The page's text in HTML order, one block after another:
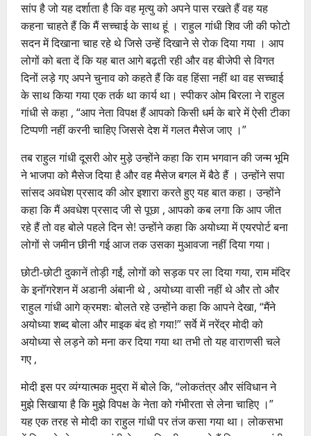
सांप है जो यह दर्शाता है कि वह मृत्यु को अपने पास रखते हैं वह यह
कहना चाहते हैं कि मैं सच्चाई के साथ हूं । राहुल गांधी शिव जी की फोटो
सदन में दिखाना चाह रहे थे जिसे उन्हें दिखाने से रोक दिया गया । आप
लोगों को बता दें कि यह बात आगे बढ़ती रही और वह बीजेपी से विगत
दिनों लड़े गए अपने चुनाव को कहते हैं कि वह हिंसा नहीं था वह सच्चाई
के साथ किया गया एक तर्क था कार्य था। स्पीकर ओम बिरला ने राहुल
गांधी से कहा , “आप नेता विपक्ष हैं आपको किसी धर्म के बारे में ऐसी टीका
टिप्पणी नहीं करनी चाहिए जिससे देश में गलत मैसेज जाए ।”
तब राहुल गांधी दूसरी ओर मुड़े उन्होंने कहा कि राम भगवान की जन्म भूमि
ने भाजपा को मैसेज दिया है और वह मैसेज बगल में बैठे हैं । उन्होंने सपा
सांसद अवधेश प्रसाद की ओर इशारा करते हुए यह बात कहा। उन्होंने
कहा कि मैं अवधेश प्रसाद जी से पूछा , आपको कब लगा कि आप जीत
रहे हैं तो वह बोले पहले दिन से! उन्होंने कहा कि अयोध्या में एयरपोर्ट बना
लोगों से जमीन छीनी गई आज तक उसका मुआवजा नहीं दिया गया।
छोटी-छोटी दुकानें तोड़ी गईं, लोगों को सड़क पर ला दिया गया, राम मंदिर
के इनॉगरेशन में अडानी अंबानी थे , अयोध्या वासी नहीं थे और तो और
राहुल गांधी आगे क्रमशः बोलते रहे उन्होंने कहा कि आपने देखा, “मैंने
अयोध्या शब्द बोला और माइक बंद हो गया!” सर्वे में नरेंद्र मोदी को
अयोध्या से लड़ने को मना कर दिया गया था तभी तो यह वाराणसी चले
गए ,
मोदी इस पर व्यंग्यात्मक मुद्रा में बोले कि, “लोकतंत्र और संविधान ने
मुझे सिखाया है कि मुझे विपक्ष के नेता को गंभीरता से लेना चाहिए ।”
यह एक तरह से मोदी का राहुल गांधी पर तंज कसा गया था। लोकसभा